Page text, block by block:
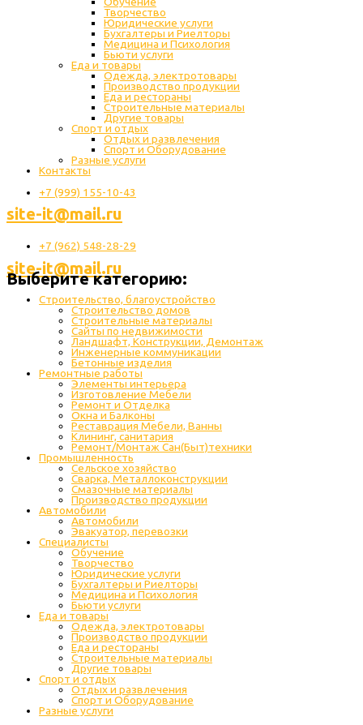
Творчество
Юридические услуги
Бухгалтеры и Риелторы
Медицина и Психология
Бьюти услуги
Еда и товары
Одежда, электротовары
Производство продукции
Еда и рестораны
Строительные материалы
Другие товары
Спорт и отдых
Отдых и развлечения
Спорт и Оборудование
Разные услуги
Контакты
+7 (999) 155-10-43
site-it@mail.ru
+7 (962) 548-28-29
site-it@mail.ru
Выберите категорию:
Строительство, благоустройство
Строительство домов
Строительные материалы
Сайты по недвижимости
Ландшафт, Конструкции, Демонтаж
Инженерные коммуникации
Бетонные изделия
Ремонтные работы
Элементы интерьера
Изготовление Мебели
Ремонт и Отделка
Окна и Балконы
Реставрация Мебели, Ванны
Клининг, санитария
Ремонт/Монтаж Сан(Быт)техники
Промышленность
Cельское хозяйство
Сварка, Металлоконструкции
Cмазочные материалы
Производство продукции
Автомобили
Автомобили
Эвакуатор, перевозки
Специалисты
Обучение
Творчество
Юридические услуги
Бухгалтеры и Риелторы
Медицина и Психология
Бьюти услуги
Еда и товары
Одежда, электротовары
Производство продукции
Еда и рестораны
Строительные материалы
Другие товары
Спорт и отдых
Отдых и развлечения
Спорт и Оборудование
Разные услуги